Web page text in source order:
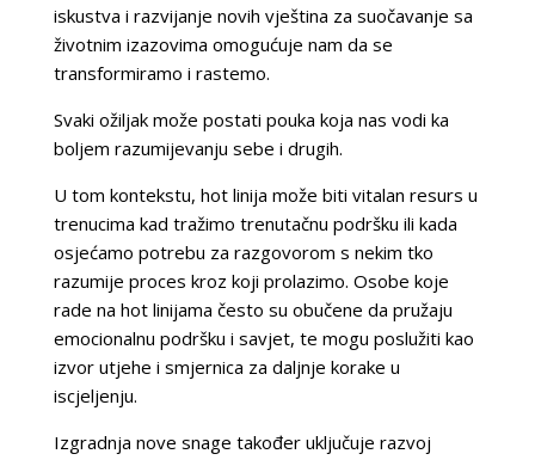
iskustva i razvijanje novih vještina za suočavanje sa
životnim izazovima omogućuje nam da se
transformiramo i rastemo.
Svaki ožiljak može postati pouka koja nas vodi ka
boljem razumijevanju sebe i drugih.
U tom kontekstu, hot linija može biti vitalan resurs u
trenucima kad tražimo trenutačnu podršku ili kada
osjećamo potrebu za razgovorom s nekim tko
razumije proces kroz koji prolazimo. Osobe koje
rade na hot linijama često su obučene da pružaju
emocionalnu podršku i savjet, te mogu poslužiti kao
izvor utjehe i smjernica za daljnje korake u
iscjeljenju.
Izgradnja nove snage također uključuje razvoj